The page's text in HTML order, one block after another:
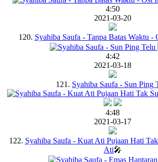
4:50
2021-03-20
120. Syahiba Saufa - Tanpa Batas Waktu -
4:42
2021-03-18
121. Syahiba Saufa - Sun Ping
4:48
2021-03-17
122. Syahiba Saufa - Kuat Ati Pujaan Hati
Ati🎤